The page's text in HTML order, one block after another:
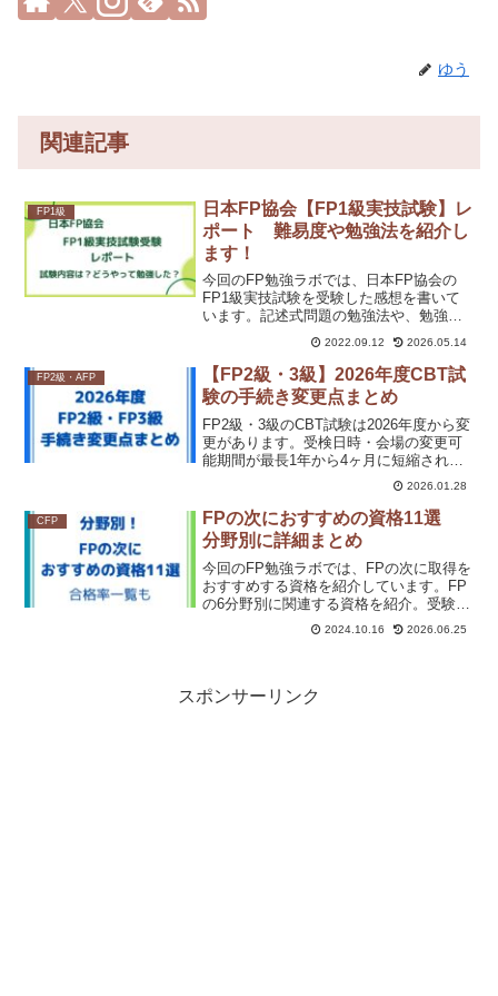
ゆう
関連記事
FP1級
日本FP協会【FP1級実技試験】レ
ポート 難易度や勉強法を紹介し
ます！
今回のFP勉強ラボでは、日本FP協会の
FP1級実技試験を受験した感想を書いて
います。記述式問題の勉強法や、勉強に
使ったテキスト、受験してみて感じた難
易度についても書いています。日本FP協
会のFP１級実技試験の受験を検討してい
る方は、ぜひ読んでみてください。
2022.09.12 2026.05.14
FP2級・AFP
【FP2級・3級】2026年度CBT試
験の手続き変更点まとめ
FP2級・3級のCBT試験は2026年度から変
更があります。受検日時・会場の変更可
能期間が最長1年から4ヶ月に短縮され、
試験実施日程も休止期間だった3月にも試
験が実施されるようになります。これか
らFP2級と3級のCBT試験を受検される方
はぜひチェックしてください。
2026.01.28
CFP
FPの次におすすめの資格11選
分野別に詳細まとめ
今回のFP勉強ラボでは、FPの次に取得を
おすすめする資格を紹介しています。FP
の6分野別に関連する資格を紹介。受験資
格や試験日程、合格率もあわせてまとめ
ました。FPの次に取る資格に迷っている
2024.10.16 2026.06.25
スポンサーリンク